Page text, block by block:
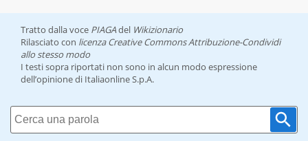
Tratto dalla voce PIAGAdel Wikizionario
Rilasciato con licenza Creative Commons Attribuzione-Condividi
allo stesso modo
I testi sopra riportati non sono in alcun modo espressione
dell’opinione di Italiaonline S.p.A.